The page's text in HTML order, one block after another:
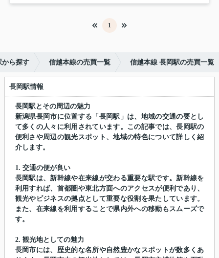
1
から探す 信越本線の売買一覧 信越本線 長岡駅の売買一覧
長岡駅情報
長岡駅とその周辺の魅力
新潟県長岡市に位置する「長岡駅」は、地域の交通の要とし
て多くの人々に利用されています。この記事では、長岡駅の
便利さや周辺の観光スポット、地域の特色について詳しく紹
介します。
1. 交通の便が良い
長岡駅は、新幹線や在来線が交わる重要な駅です。新幹線を
利用すれば、首都圏や東北方面へのアクセスが便利であり、
観光やビジネスの拠点として重要な役割を果たしています。
また、在来線を利用することで県内外への移動もスムーズで
す。
2. 観光地としての魅力
長岡市には、歴史的な名所や自然豊かなスポットが数多くあ